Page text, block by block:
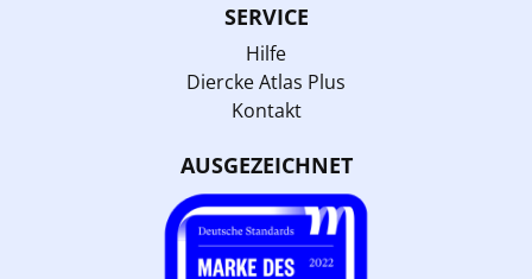
SERVICE
Hilfe
Diercke Atlas Plus
Kontakt
AUSGEZEICHNET